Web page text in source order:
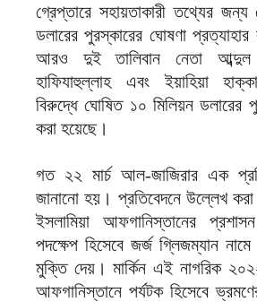
গ্রেপ্তারে সহায়তাকারী তথ্যের
ডলারের পুরস্কারের ঘোষণা
আরও দুই তালিবান নেতা আব্দুল
হাফিযাহুল্লাহ এবং ইয়াহিয়া
বিরুদ্ধে ঘোষিত ১০ মিলিয়ন ডলারের
করা হয়েছে।
গত ২২ মার্চ আল-জাজিরার এক
জানানো হয়। প্রতিবেদনে উল্লেখ
ইসলামিয়া আফগানিস্তানের
পদক্ষেপ হিসেবে জর্জ গ্লিজম্যান
মুক্তি দেয়। মার্কিন এই নাগরিক
আফগানিস্তানে পর্যটক হিসেবে